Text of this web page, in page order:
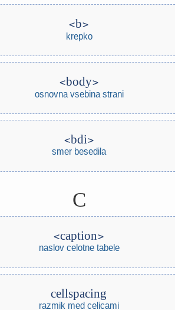
b
krepko
body
osnovna vsebina strani
bdi
smer besedila
C
caption
naslov celotne tabele
cellspacing
razmik med celicami